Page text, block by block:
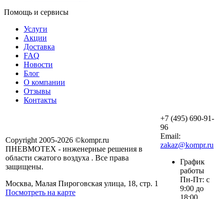
Помощь и сервисы
Услуги
Акции
Доставка
FAQ
Новости
Блог
О компании
Отзывы
Контакты
Copyright 2005-2026 ©kompr.ru
ПНЕВМОТЕХ - инженерные решения в
области сжатого воздуха . Все права
защищены.
Москва, Малая Пироговская улица, 18, стр. 1
Посмотреть на карте
+7 (495) 690-91-
96
Email:
zakaz@kompr.ru
График
работы
Пн-Пт: с
9:00 до
18:00